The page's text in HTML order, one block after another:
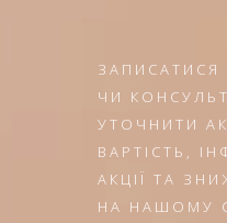
ЧИ
УТОЧНИТИ
ВАРТІСТЬ,
АКЦІЇ ТА
НА НАШОМУ